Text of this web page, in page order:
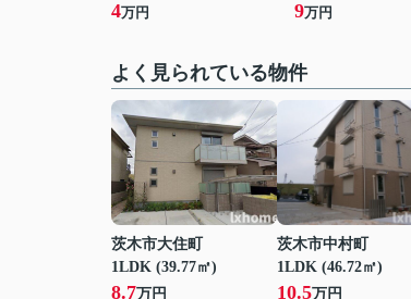
4万円 9万円
よく見られている物件
茨木市大住町
1LDK (39.77㎡)
8.7万円
茨木市中村町
1LDK (46.72㎡)
10.5万円